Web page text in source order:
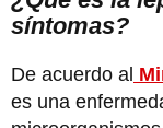
síntomas?
De acuerdo al
es una